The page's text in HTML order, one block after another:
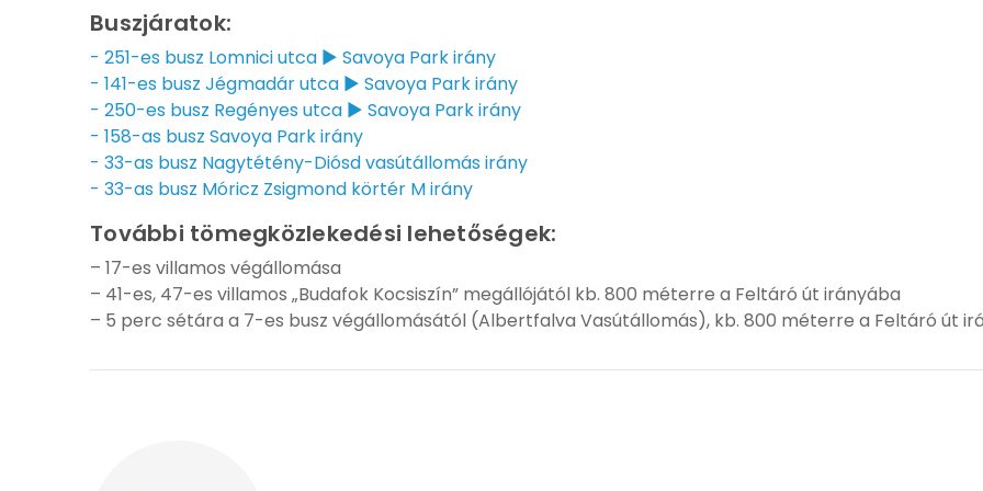
Buszjáratok:
- 251-es busz Lomnici utca ► Savoya Park irány
- 141-es busz Jégmadár utca ► Savoya Park irány
- 250-es busz Regényes utca ► Savoya Park irány
- 158-as busz Savoya Park irány
- 33-as busz Nagytétény-Diósd vasútállomás irány
- 33-as busz Móricz Zsigmond körtér M irány
További tömegközlekedési lehetőségek:
– 17-es villamos végállomása
– 41-es, 47-es villamos „Budafok Kocsiszín” megállójától kb. 800 méterre a Feltáró út irányába
– 5 perc sétára a 7-es busz végállomásától (Albertfalva Vasútállomás), kb. 800 méterre a Feltáró út